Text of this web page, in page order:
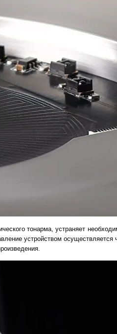
тонарма, устраняет
устройством осуществляется